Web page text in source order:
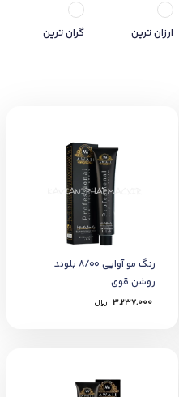
ارزان ترین گران ترین
رنگ مو آوایی 8/00 بلوند
روشن قوی
3,237,000 ﷼